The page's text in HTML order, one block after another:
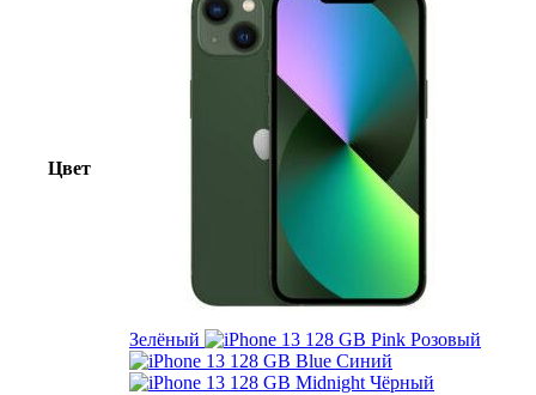
Цвет
Зелёный
Розовый
Синий
Чёрный